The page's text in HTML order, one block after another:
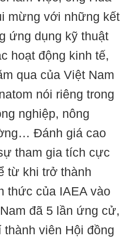
mừng với những kết
ứng dụng kỹ thuật
hoạt động kinh tế,
qua của Việt Nam
nói riêng trong
nghiệp, nông
Đánh giá cao
tham gia tích cực
từ khi trở thành
thức của IAEA vào
đã 5 lần ứng cử,
thành viên Hội đồng